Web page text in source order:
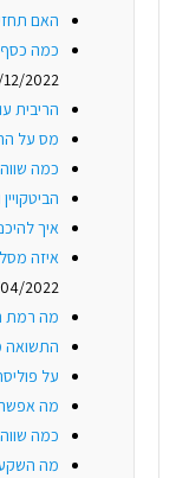
האם
כמה
12/2022
הריבית
מס על
כמה
הביטקויין
איך
איזה
2022
מה רמת
התשואה
על
מה
כמה
מה